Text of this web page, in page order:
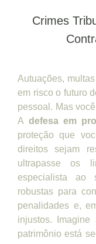
Crimes
Autuações,
em risco o futuro
pessoal. Mas
A defesa em
proteção que
direitos sejam
ultrapasse os
especialista ao
robustas para
penalidades e,
injustos.
patrimônio está